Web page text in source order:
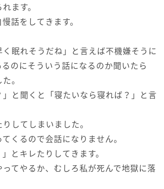
ます。
話をしてきます。
眠れそうだね」と言えば不機嫌そうに
のにそういう話になるのか聞いたら
。
と聞くと「寝たいなら寝れば？」と言
してしまいました。
くるので会話になりません。
とキレたりしてきます。
てやるか、むしろ私が死んで地獄に落